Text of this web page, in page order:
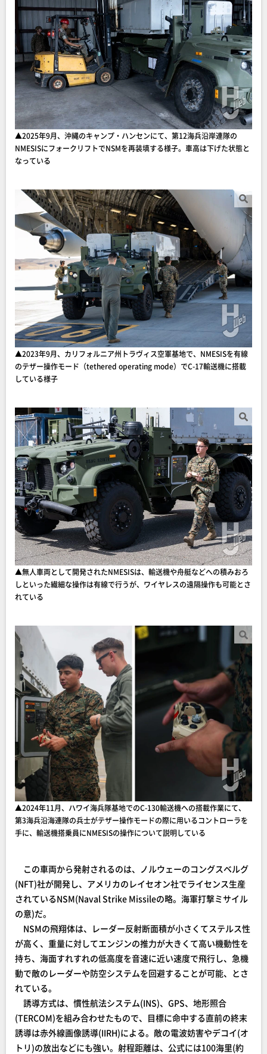
▲2025年9月、沖縄のキャンプ・ハンセンにて、第12海兵沿岸連隊の
NMESISにフォークリフトでNSMを再装填する様子。車高は下げた状態と
なっている
▲2023年9月、カリフォルニア州トラヴィス空軍基地で、NMESISを有線
のテザー操作モード（tethered operating mode）でC-17輸送機に搭載
している様子
▲無人車両として開発されたNMESISは、輸送機や舟艇などへの積みおろ
しといった繊細な操作は有線で行うが、ワイヤレスの遠隔操作も可能とさ
れている
▲2024年11月、ハワイ海兵隊基地でのC-130輸送機への搭載作業にて、
第3海兵沿海連隊の兵士がテザー操作モードの際に用いるコントローラを
手に、輸送機搭乗員にNMESISの操作について説明している
この車両から発射されるのは、ノルウェーのコングスベルグ
(NFT)社が開発し、アメリカのレイセオン社でライセンス生産
されているNSM(Naval Strike Missileの略。海軍打撃ミサイル
の意)だ。
NSMの飛翔体は、レーダー反射断面積が小さくてステルス性
が高く、重量に対してエンジンの推力が大きくて高い機動性を
持ち、海面すれすれの低高度を音速に近い速度で飛行し、急機
動で敵のレーダーや防空システムを回避することが可能、とさ
れている。
誘導方式は、慣性航法システム(INS)、GPS、地形照合
(TERCOM)を組み合わせたもので、目標に命中する直前の終末
誘導は赤外線画像誘導(IIRH)による。敵の電波妨害やデコイ(オ
トリ)の放出などにも強い。射程距離は、公式には100海里(約